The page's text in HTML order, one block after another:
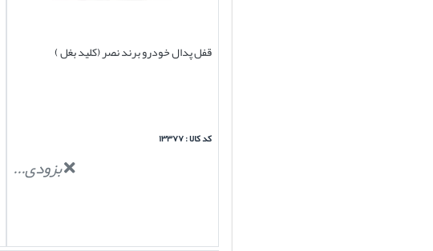
قفل پدال خودرو برند نصر (کلید بغل )
کد کالا : ۱۳۳۷۷
بزودی...